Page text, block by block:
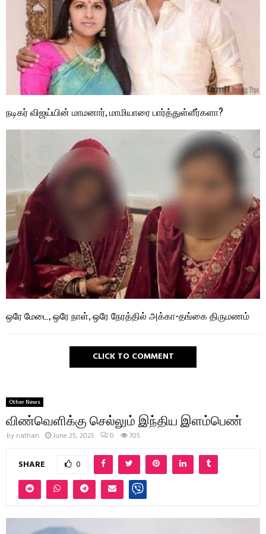
நடிகர் விஜய்யின் மாமனார், மாமியாரை பார்த்துள்ளீர்களா?
ஒரே மேடை, ஒரே நாள், ஒரே நேரத்தில் அக்கா-தங்கை திருமணம்
CLICK TO COMMENT
Other News
விண்வெளிக்கு செல்லும் இந்திய இளம்பெண்
by nathan June 25, 2025 0 705
SHARE 0